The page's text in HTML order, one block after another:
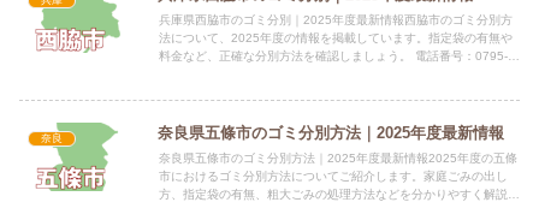
兵庫県西脇市のゴミ分別｜2025年度最新情報西脇市のゴミ分別方
法について、2025年度の情報を掲載しています。指定袋の有無や
料金など、正確な分別方法を確認しましょう。 電話番号：0795-
奈良 奈良県五條市のゴミ分別方法｜2025年度最新情報
奈良県五條市のゴミ分別方法｜2025年度最新情報2025年度の五條
市におけるゴミ分別方法についてご紹介します。家庭ごみの出し
方、指定袋の有無、粗大ごみの処理方法などを分かりやすく解説し